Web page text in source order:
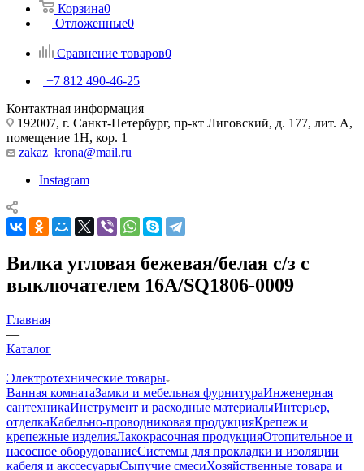
Корзина0
Отложенные0
Сравнение товаров0
+7 812 490-46-25
Контактная информация
192007, г. Санкт-Петербург, пр-кт Лиговский, д. 177, лит. А,
помещение 1Н, кор. 1
zakaz_krona@mail.ru
Instagram
Вилка угловая бежевая/белая с/з с
выключателем 16А/SQ1806-0009
Главная
—
Каталог
—
Электротехнические товары
Ванная комнатаЗамки и мебельная фурнитураИнженерная
сантехникаИнструмент и расходные материалыИнтерьер,
отделкаКабельно-проводниковая продукцияКрепеж и
крепежные изделияЛакокрасочная продукцияОтопительное и
насосное оборудованиеСистемы для прокладки и изоляции
кабеля и акссесуарыСыпучие смесиХозяйственные товара и